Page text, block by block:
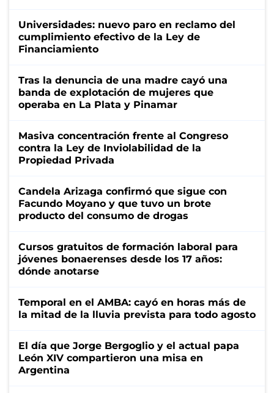
Universidades: nuevo paro en reclamo del
cumplimiento efectivo de la Ley de
Financiamiento
Tras la denuncia de una madre cayó una
banda de explotación de mujeres que
operaba en La Plata y Pinamar
Masiva concentración frente al Congreso
contra la Ley de Inviolabilidad de la
Propiedad Privada
Candela Arizaga confirmó que sigue con
Facundo Moyano y que tuvo un brote
producto del consumo de drogas
Cursos gratuitos de formación laboral para
jóvenes bonaerenses desde los 17 años:
dónde anotarse
Temporal en el AMBA: cayó en horas más de
la mitad de la lluvia prevista para todo agosto
El día que Jorge Bergoglio y el actual papa
León XIV compartieron una misa en
Argentina